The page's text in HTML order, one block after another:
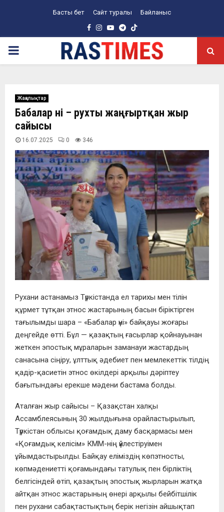
Басты бет Сайт туралы Байланыс
Facebook
Instagram
YoutubeTelegram
PRIMARY
Жаңалықтар
Бабалар үні – рухты жаңғыртқан жыр
сайысы
16.07.2025 0 346
Рухани астанамыз Түркістанда ел тарихы мен тілін
құрмет тұтқан этнос жастарының басын біріктірген
тағылымды шара – «Бабалар үні» байқауы жоғары
деңгейде өтті. Бұл — қазақтың ғасырлар қойнауынан
жеткен эпостық мұраларын заманауи жастардың
санасына сіңіру, ұлттық әдебиет пен мемлекеттік тілдің
қадір-қасиетін этнос өкілдері арқылы дәріптеу
бағытындағы ерекше мәдени бастама болды.
Аталған жыр сайысы – Қазақстан халқы
Ассамблеясының 30 жылдығына орайластырылып,
Түркістан облысы қоғамдық даму басқармасы мен
«Қоғамдық келісім» КММ-нің үйлестіруімен
ұйымдастырылды. Байқау еліміздің көпэтносты,
көпмәдениетті қоғамындағы татулық пен бірліктің
белгісіндей өтіп, қазақтың эпостық жырларын жатқа
айтқан этнос жастарының өнері арқылы бейбітшілік
пен рухани сабақтастықтың берік негізін айшықтап